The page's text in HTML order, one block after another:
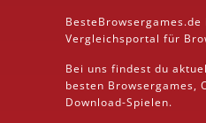
BesteBrowsergames.de
Vergleichsportal für
Bei uns findest du
besten Browsergames,
Download-Spielen.